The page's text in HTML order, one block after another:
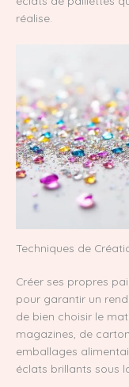
réalise.
Techniques de
Créer ses propres
pour garantir un
de bien choisir le
magazines, de
emballages
éclats brillants sous